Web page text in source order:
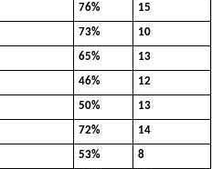
76% 15
73% 10
65% 13
46% 12
50% 13
72% 14
53% 8